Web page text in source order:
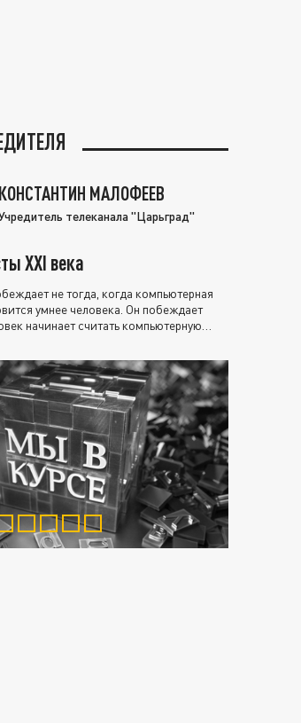
КОНСТАНТИН МАЛОФЕЕВ
телеканала "Царьград"
XXI века
не тогда, когда компьютерная
умнее человека. Он побеждает
начинает считать компьютерную